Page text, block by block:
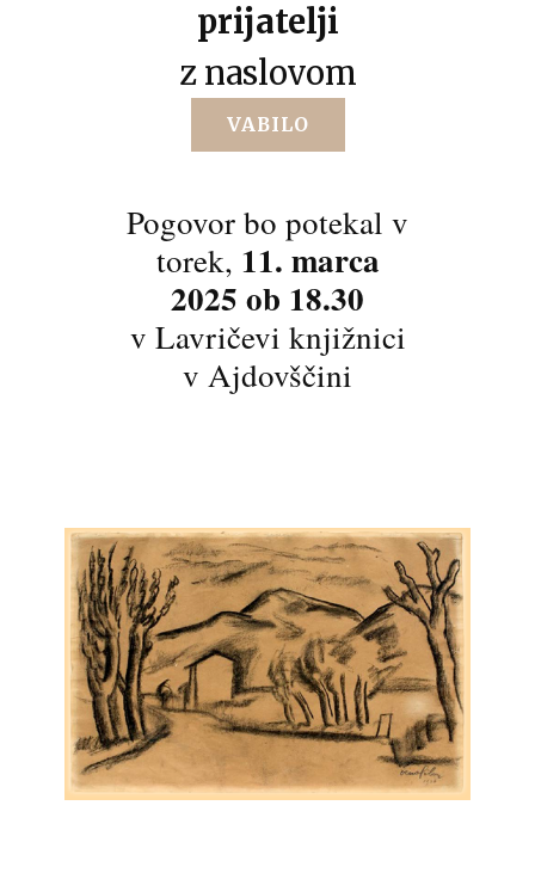
prijatelji
z naslovom
VABILO
Pogovor bo potekal v
torek, 11. marca
2025 ob 18.30
v Lavričevi knjižnici
v Ajdovščini